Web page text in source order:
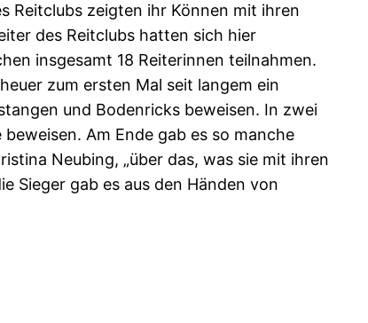
Reitclubs zeigten ihr Können mit ihren
des Reitclubs hatten sich hier
insgesamt 18 Reiterinnen teilnahmen.
zum ersten Mal seit langem ein
und Bodenricks beweisen. In zwei
Am Ende gab es so manche
Neubing, „über das, was sie mit ihren
Sieger gab es aus den Händen von